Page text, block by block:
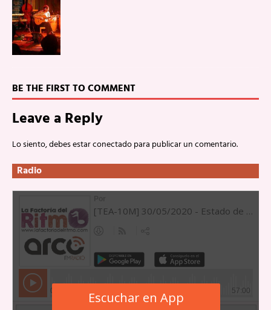
BE THE FIRST TO COMMENT
Leave a Reply
Lo siento, debes estarconectadopara publicar un comentario.
Radio